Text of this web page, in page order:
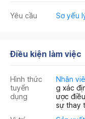
Yêu cầu Sơ yếu
Điều kiện làm việc
Hình thức
tuyển
dụng
Nhân
g xác
ược
sự thay